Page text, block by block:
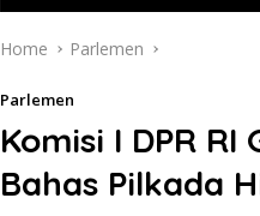
Home Parlemen
Parlemen
Komisi I DPR
Bahas Pilkada